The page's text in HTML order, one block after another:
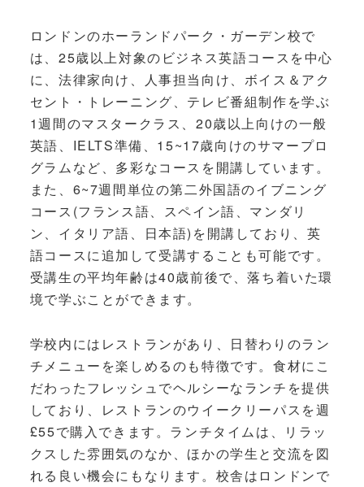
ロンドンのホーランドパーク・ガーデン校で
は、25歳以上対象のビジネス英語コースを中心
に、法律家向け、人事担当向け、ボイス＆アク
セント・トレーニング、テレビ番組制作を学ぶ
1週間のマスタークラス、20歳以上向けの一般
英語、IELTS準備、15~17歳向けのサマープロ
グラムなど、多彩なコースを開講しています。
また、6~7週間単位の第二外国語のイブニング
コース(フランス語、スペイン語、マンダリ
ン、イタリア語、日本語)を開講しており、英
語コースに追加して受講することも可能です。
受講生の平均年齢は40歳前後で、落ち着いた環
境で学ぶことができます。
学校内にはレストランがあり、日替わりのラン
チメニューを楽しめるのも特徴です。食材にこ
だわったフレッシュでヘルシーなランチを提供
しており、レストランのウイークリーパスを週
£55で購入できます。ランチタイムは、リラッ
クスした雰囲気のなか、ほかの学生と交流を図
れる良い機会にもなります。校舎はロンドンで